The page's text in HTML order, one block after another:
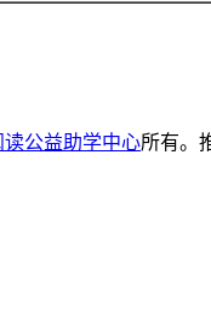
读公益助学中心所有。